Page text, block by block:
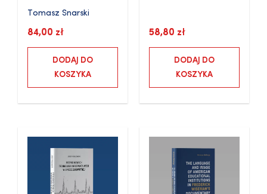
Tomasz Snarski
84,00 zł
DODAJ DO
KOSZYKA
58,80 zł
DODAJ DO
KOSZYKA